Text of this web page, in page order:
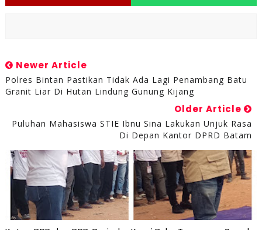
Newer Article
Polres Bintan Pastikan Tidak Ada Lagi Penambang Batu
Granit Liar Di Hutan Lindung Gunung Kijang
Older Article
Puluhan Mahasiswa STIE Ibnu Sina Lakukan Unjuk Rasa
Di Depan Kantor DPRD Batam